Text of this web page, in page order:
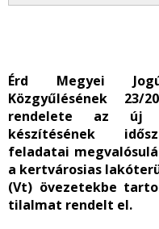
Érd Megyei
Közgyűlésének 23/
rendelete az új
készítésének
feladatai
a kertvárosias
(Vt) övezetekbe
tilalmat rendelt el.